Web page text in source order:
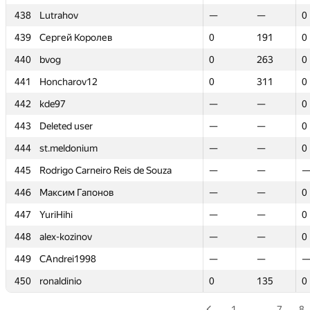
438
Lutrahov — —
0
439
Сергей Королев 0 191
0
440
bvog 0 263
0
441
Honcharov12 0 311
0
442
kde97 — —
0
443
Deleted user — —
0
444
st.meldonium — —
0
445
Rodrigo Carneiro Reis de Souza — —
—
446
Максим Гапонов — —
0
447
YuriHihi — —
0
448
alex-kozinov — —
0
449
CAndrei1998 — —
—
450
ronaldinio 0 135 0
438
Lutrahov — —
0
439
Сергей Королев 0 191
0
440
bvog 0 263
0
441
Honcharov12 0 311
0
442
kde97 — —
0
443
Deleted user — —
0
444
st.meldonium — —
0
445
Rodrigo Carneiro Reis de Souza — —
—
446
Максим Гапонов — —
0
447
YuriHihi — —
0
448
alex-kozinov — —
0
449
CAndrei1998 — —
—
450
ronaldinio 0 135 0